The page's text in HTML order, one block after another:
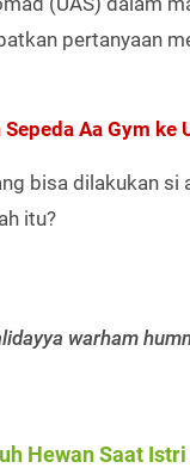
pertanyaan
Aa Gym ke
bisa dilakukan
itu?
warham
Hewan Saat